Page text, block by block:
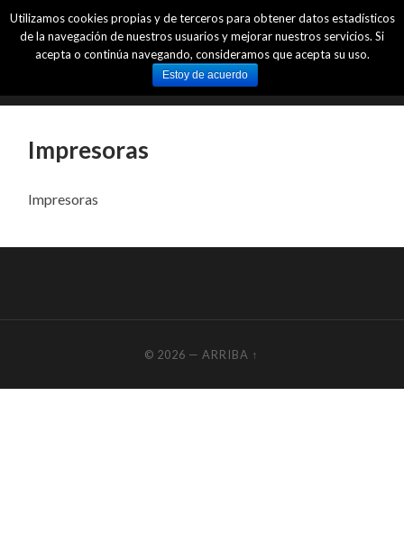
Impresoras
Impresoras
© 2026 —ARRIBA ↑
Utilizamos cookies propias y de terceros para obtener datos estadísticos
de la navegación de nuestros usuarios y mejorar nuestros servicios. Si
acepta o continúa navegando, consideramos que acepta su uso.
Estoy de acuerdo